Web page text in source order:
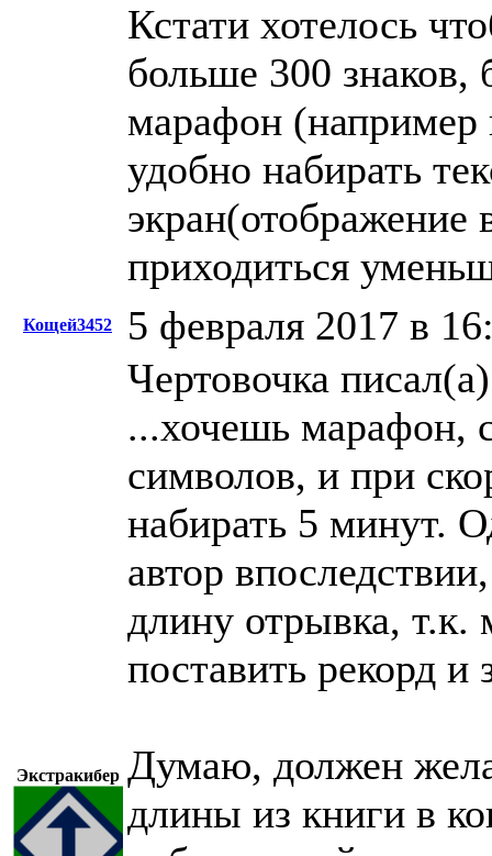
Кстати хотелось
больше 300
марафон (например
удобно набирать
экран(отображение
приходиться
Кощей3452 5 февраля 2017 в
Экстракибер
Чертовочка
...хочешь марафон,
символов, и при
набирать 5 минут.
автор
длину отрывка, т.к.
поставить рекорд и
Думаю, должен
длины из книги в